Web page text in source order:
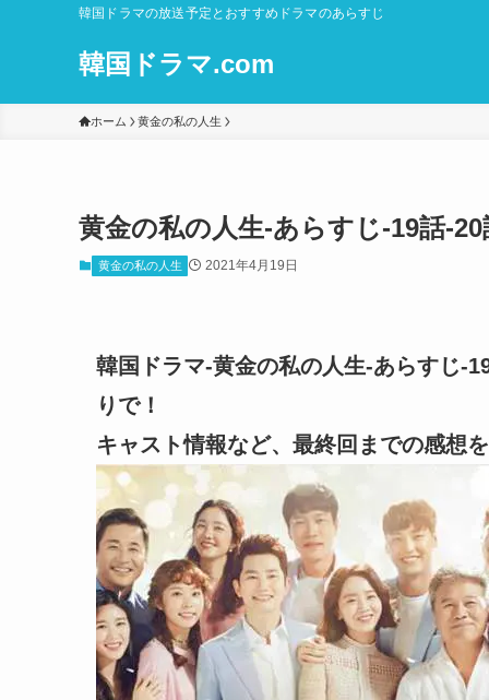
韓国ドラマの放送予定とおすすめドラマのあらすじ
韓国ドラマ.com
ホーム 黄金の私の人生
黄金の私の人生-あらすじ-19話-
黄金の私の人生 2021年4月19日
韓国ドラマ-黄金の私の人生-あらすじ-
りで！
キャスト情報など、最終回までの感想